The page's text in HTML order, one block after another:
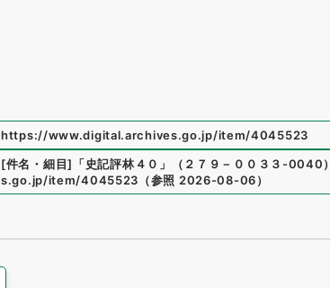
https://www.digital.archives.go.jp/item/4045523
[件名・細目] 「史記評林４０ 」 （ ２７９－００３３-0040）
s.go.jp/item/4045523 （参照 2026-08-06）